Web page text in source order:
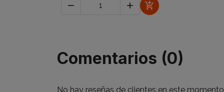
  
Comentarios (0)
No hay reseñas de clientes en este